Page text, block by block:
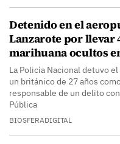
Detenido en el
Lanzarote por llevar
marihuana ocultos
La Policía Nacional detuvo
un británico de 27 años
responsable de un delito
Pública
BIOSFERADIGITAL